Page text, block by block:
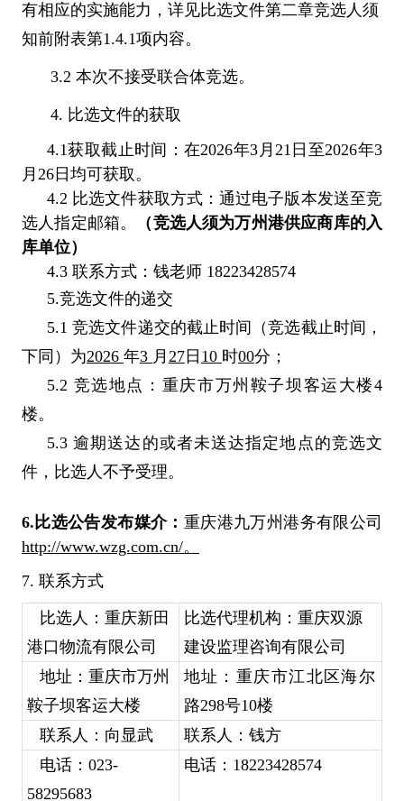
有相应的实施能力，详见比选文件第二章竞选人须
知前附表第1.4.1项内容。
3.2 本次不接受联合体竞选。
4. 比选文件的获取
4.1获取截止时间：在2026年3月21日至2026年3
月26日均可获取。
4.2 比选文件获取方式：通过电子版本发送至竞
选人指定邮箱。
（竞选人须为万州港供应商库的入
库单位）
4.3 联系方式：钱老师 18223428574
5.竞选文件的递交
5.1竞选文件递交的截止时间（竞选截止时间，
下同）为2026 年3 月 27日 10 时00分；
5.2 竞选地点：重庆市万州鞍子坝客运大楼4
楼。
5.3逾期送达的或者未送达指定地点的竞选文
件，比选人不予受理。
6. 比选公告发布媒介： 重庆港九万州港务有限公司
http://www.wzg.com.cn/。
7. 联系方式
比选人： 重庆新田
港口物流有限公司
比选代理机构：重庆双源
建设监理咨询有限公司
地址：重庆市万州
鞍子坝客运大楼
地址：重庆市江北区海尔
路298号10楼
联系人： 向显武 联系人： 钱方
电话： 023-
58295683
电话：18223428574